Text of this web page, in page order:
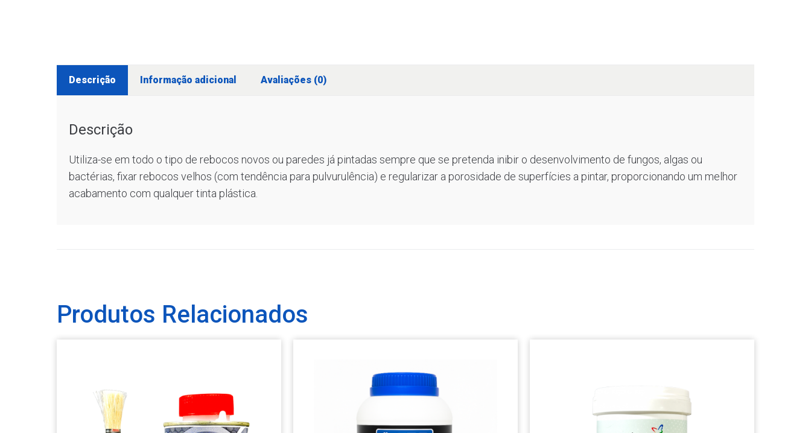
Descrição Informação adicional Avaliações (0)
Descrição
Utiliza-se em todo o tipo de rebocos novos ou paredes já pintadas sempre que se pretenda inibir o desenvolvimento de fungos, algas ou
bactérias, fixar rebocos velhos (com tendência para pulvurulência) e regularizar a porosidade de superfícies a pintar, proporcionando um melhor
acabamento com qualquer tinta plástica.
Produtos Relacionados